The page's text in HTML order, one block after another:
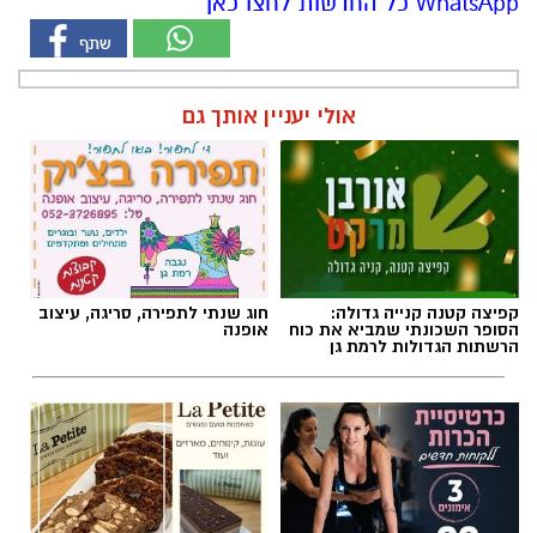
קפיצה קטנה קנייה גדולה: חוג שנתי לתפירה, סריגה, עיצוב
מרום פילאטיס - כרטיסיית הכרות
ללקוחות חדשים
לה פטיט כשאומנות וטעם
נפגשים
חדשות> חדשות רמת גן
סיוע באיתור נעדר: יהודה זהראני בן 15
מרמת גן
הנעדר נראה לאחרונה אתמול בערב בראשל"צ